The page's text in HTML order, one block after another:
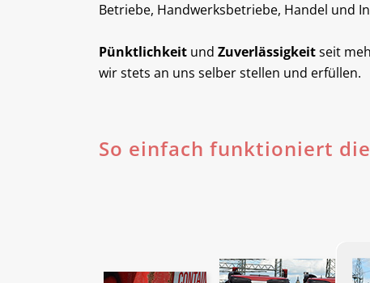
Betriebe, Handwerksbetriebe, Handel und
Pünktlichkeit und Zuverlässigkeitseit
wir stets an uns selber stellen und erfüllen.
So einfach funktioniert